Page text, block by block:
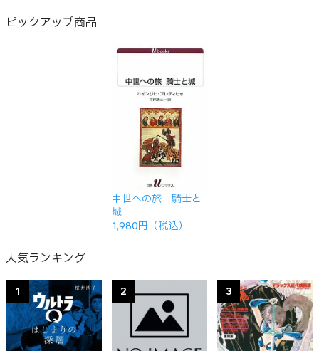
ピックアップ商品
中世への旅 騎士と
城
1,980円（税込）
人気ランキング
1 2 3